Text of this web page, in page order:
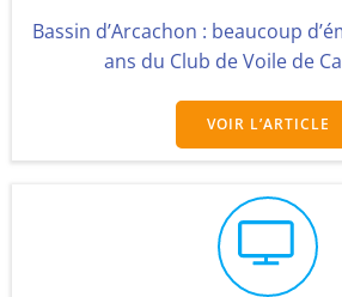
Bassin d’Arcachon : beaucoup
ans du Club de Voile de
VOIR L’ARTICLE